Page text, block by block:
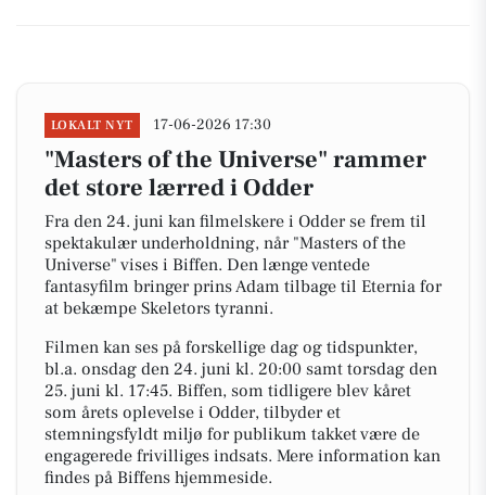
LOKALT NYT 17-06-2026 17:30
"Masters of the Universe" rammer
det store lærred i Odder
Fra den 24. juni kan filmelskere i Odder se frem til
spektakulær underholdning, når "Masters of the
Universe" vises i Biffen. Den længe ventede
fantasyfilm bringer prins Adam tilbage til Eternia for
at bekæmpe Skeletors tyranni.
Filmen kan ses på forskellige dag og tidspunkter,
bl.a. onsdag den 24. juni kl. 20:00 samt torsdag den
25. juni kl. 17:45. Biffen, som tidligere blev kåret
som årets oplevelse i Odder, tilbyder et
stemningsfyldt miljø for publikum takket være de
engagerede frivilliges indsats. Mere information kan
findes på Biffens hjemmeside.